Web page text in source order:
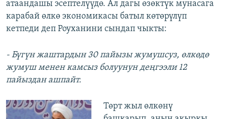
атаандашы эсептелүүдө. Ал дагы өзөктүк мунасага
карабай өлкө экономикасы батыл көтөрүлүп
кетпеди деп Роуханини сындап чыкты:
- Бүгүн жаштардын 30 пайызы жумушсуз, өлкөдө
жумуш менен камсыз болуунун деңгээли 12
пайыздан ашпайт.
Төрт жыл өлкөнү